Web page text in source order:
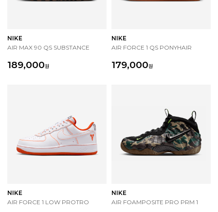
NIKE
AIR MAX 90 QS SUBSTANCE
189,000원
NIKE
AIR FORCE 1 QS PONYHAIR
179,000원
NIKE
AIR FORCE 1 LOW PROTRO
NIKE
AIR FOAMPOSITE PRO PRM 1